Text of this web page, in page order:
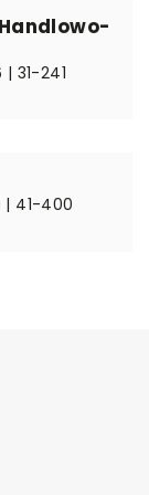
| 31-241
| 41-400